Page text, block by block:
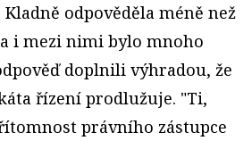
odpověděla méně než
i mezi nimi bylo mnoho
doplnili výhradou, že
řízení prodlužuje. "Ti,
právního zástupce